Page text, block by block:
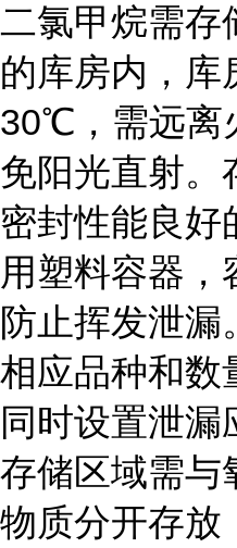
二氯甲烷需存
的库房内，库
30℃，需远离
免阳光直射。
密封性能良好
用塑料容器，
防止挥发泄漏
相应品种和数
同时设置泄漏
存储区域需与
物质分开存放